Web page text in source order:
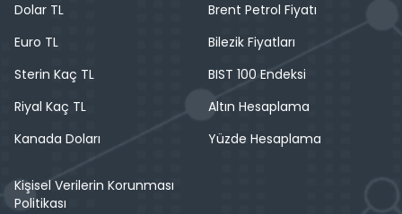
Dolar TL
Euro TL
Sterin Kaç TL
Riyal Kaç TL
Kanada Doları
Brent Petrol Fiyatı
Bilezik Fiyatları
BIST 100 Endeksi
Altın Hesaplama
Yüzde Hesaplama
Kişisel Verilerin Korunması
Politikası